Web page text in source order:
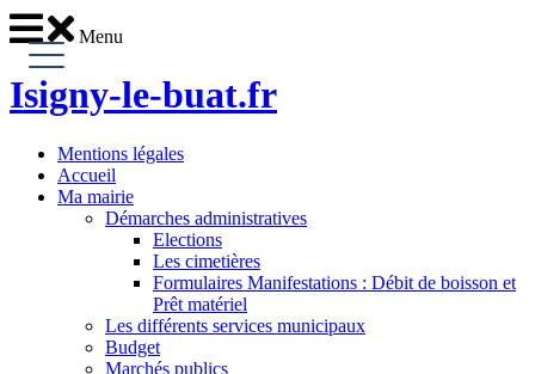
Menu
Isigny-le-buat.fr
Mentions légales
Accueil
Ma mairie
Démarches administratives
Elections
Les cimetières
Formulaires Manifestations : Débit de boisson et
Prêt matériel
Les différents services municipaux
Budget
Marchés publics